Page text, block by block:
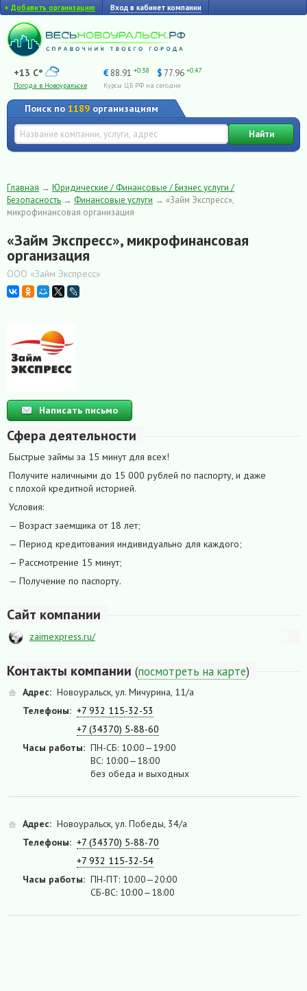
+ Добавить организацию Вход в кабинет компании
+13 C°
Погода в Новоуральске
€ 88.91 +0.38 $ 77.96 +0.47
Курсы ЦБ РФ на сегодня
Поиск по 1189 организациям
Найти
Главная → Юридические / Финансовые / Бизнес услуги /
Безопасность → Финансовые услуги → «Займ Экспресс»,
микрофинансовая организация
«Займ Экспресс», микрофинансовая
организация
ООО «Займ Экспресс»
Написать письмо
Сфера деятельности
Быстрые займы за 15 минут для всех!
Получите наличными до 15 000 рублей по паспорту, и даже
с плохой кредитной историей.
Условия:
— Возраст заемщика от 18 лет;
— Период кредитования индивидуально для каждого;
— Рассмотрение 15 минут;
— Получение по паспорту.
Сайт компании
zaimexpress.ru/
Контакты компании (посмотреть на карте)
Адрес: Новоуральск, ул. Мичурина, 11/а
Телефоны: +7 932 115-32-53
+7 (34370) 5-88-60
Часы работы: ПН-СБ: 10:00—19:00
ВС: 10:00—18:00
без обеда и выходных
Адрес: Новоуральск, ул. Победы, 34/а
Телефоны: +7 (34370) 5-88-70
+7 932 115-32-54
Часы работы: ПН-ПТ: 10:00—20:00
СБ-ВС: 10:00—18:00